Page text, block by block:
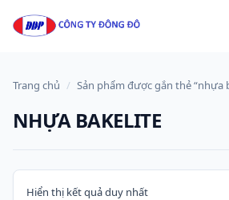
Trang chủ / Sản phẩm được gắn thẻ “nhựa
NHỰA BAKELITE
Hiển thị kết quả duy nhất